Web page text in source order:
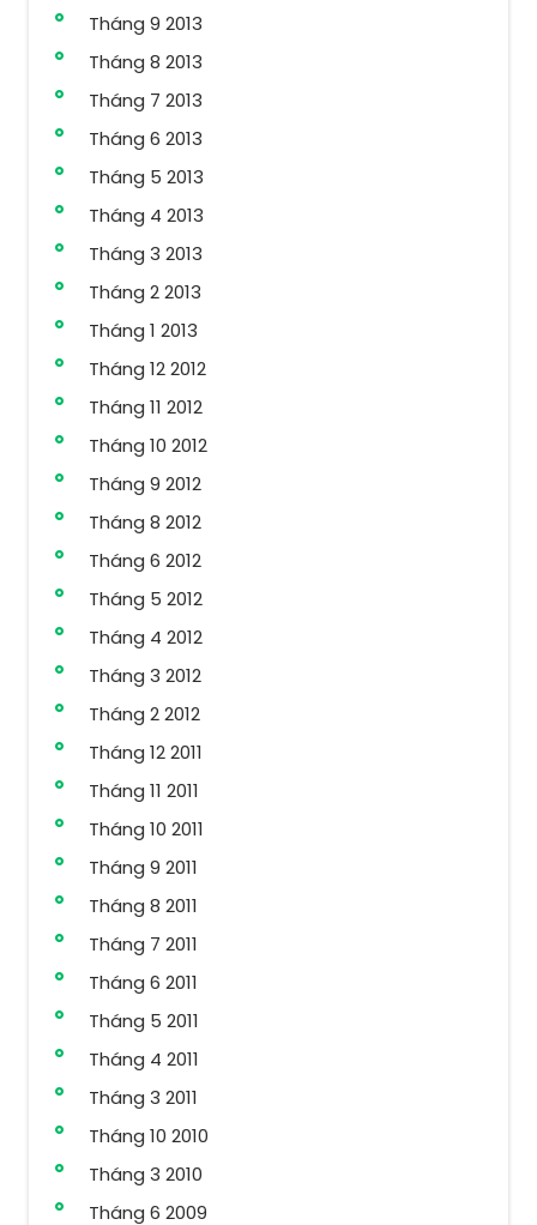
Tháng 9 2013
Tháng 8 2013
Tháng 7 2013
Tháng 6 2013
Tháng 5 2013
Tháng 4 2013
Tháng 3 2013
Tháng 2 2013
Tháng 1 2013
Tháng 12 2012
Tháng 11 2012
Tháng 10 2012
Tháng 9 2012
Tháng 8 2012
Tháng 6 2012
Tháng 5 2012
Tháng 4 2012
Tháng 3 2012
Tháng 2 2012
Tháng 12 2011
Tháng 11 2011
Tháng 10 2011
Tháng 9 2011
Tháng 8 2011
Tháng 7 2011
Tháng 6 2011
Tháng 5 2011
Tháng 4 2011
Tháng 3 2011
Tháng 10 2010
Tháng 3 2010
Tháng 6 2009